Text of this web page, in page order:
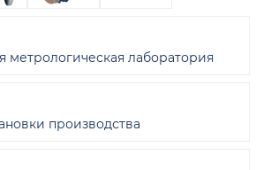
метрологическая лаборатория
производства